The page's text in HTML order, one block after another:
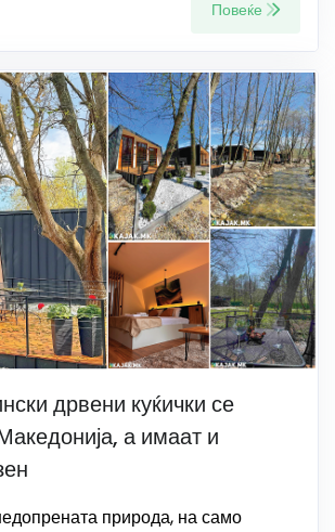
Повеќе
дрвени куќички се
а имаат и
природа, на само